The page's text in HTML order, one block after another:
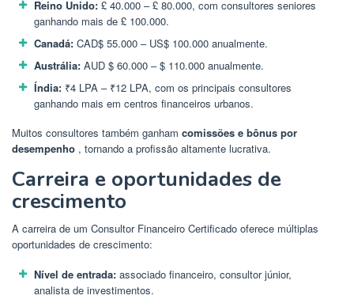
Reino Unido: £ 40.000 – £ 80.000, com consultores seniores
ganhando mais de £ 100.000.
Canadá: CAD$ 55.000 – US$ 100.000 anualmente.
Austrália: AUD $ 60.000 – $ 110.000 anualmente.
Índia: ₹4 LPA – ₹12 LPA, com os principais consultores
ganhando mais em centros financeiros urbanos.
Muitos consultores também ganham comissões e bônus por
desempenho , tornando a profissão altamente lucrativa.
Carreira e oportunidades de
crescimento
A carreira de um Consultor Financeiro Certificado oferece múltiplas
oportunidades de crescimento:
Nível de entrada: associado financeiro, consultor júnior,
analista de investimentos.